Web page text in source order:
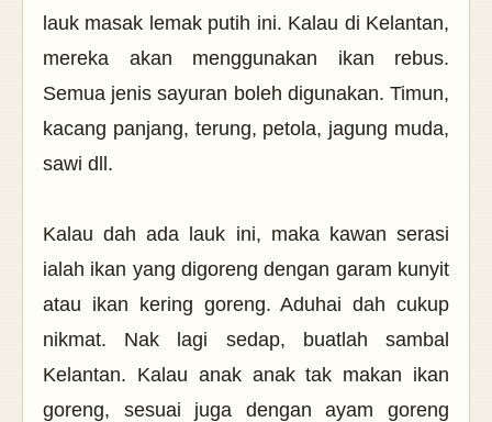
lauk masak lemak putih ini. Kalau di Kelantan,
mereka akan menggunakan ikan rebus.
Semua jenis sayuran boleh digunakan. Timun,
kacang panjang, terung, petola, jagung muda,
sawi dll.
Kalau dah ada lauk ini, maka kawan serasi
ialah ikan yang digoreng dengan garam kunyit
atau ikan kering goreng. Aduhai dah cukup
nikmat. Nak lagi sedap, buatlah sambal
Kelantan. Kalau anak anak tak makan ikan
goreng, sesuai juga dengan ayam goreng